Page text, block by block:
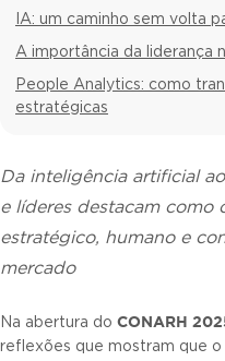
IA: um caminho sem volta
A importância da liderança
People Analytics: como
estratégicas
Da inteligência artificial
e líderes destacam como
estratégico, humano e
mercado
Na abertura do CONARH
reflexões que mostram que